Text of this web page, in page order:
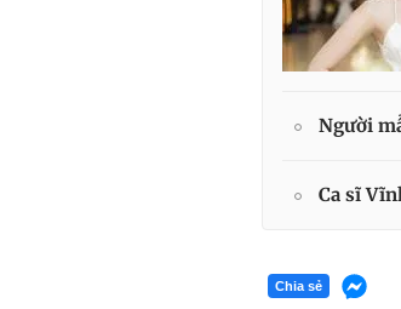
Người
Ca sĩ
Chia sẻ